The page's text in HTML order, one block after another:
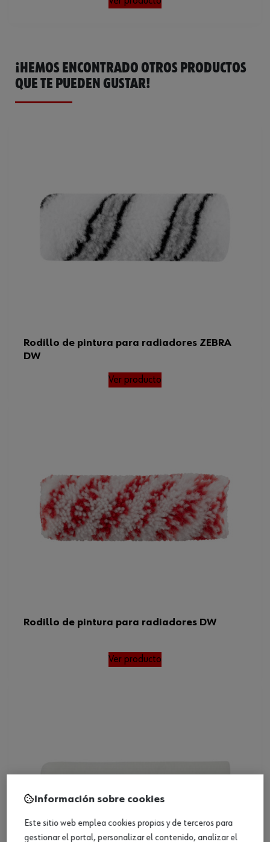
¡HEMOS ENCONTRADO OTROS PRODUCTOS
QUE TE PUEDEN GUSTAR!
Rodillo de pintura para radiadores ZEBRA
DW
Ver producto
Rodillo de pintura para radiadores DW
Ver producto
Información sobre cookies
Este sitio web emplea cookies propias y de terceros para
gestionar el portal, personalizar el contenido, analizar el